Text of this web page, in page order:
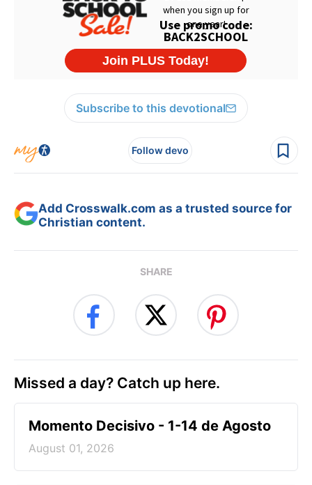
Subscribe to this devotional
Follow devo
Add Crosswalk.com as a trusted source for
Christian content.
SHARE
Missed a day? Catch up here.
Momento Decisivo - 1-14 de Agosto
August 01, 2026